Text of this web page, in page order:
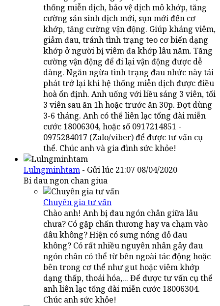
thống miễn dịch, bảo vệ dịch mô khớp, tăng
cường sản sinh dịch mới, sụn mới đến cơ
khớp, tăng cường vận động. Giúp kháng viêm,
giảm đau, tránh tình trạng teo cơ biến dạng
khớp ở người bị viêm đa khớp lâu năm. Tăng
cường vận động để đi lại vận động được dễ
dàng. Ngăn ngừa tình trạng đau nhức này tái
phát trở lại khi hệ thống miễn dịch được điều
hoà ổn định. Anh uống với liều sáng 3 viên, tối
3 viên sau ăn 1h hoặc trước ăn 30p. Đợt dùng
3-6 tháng. Anh có thể liên lạc tổng đài miễn
cước 18006304, hoặc số 0917214851 -
0975284017 (Zalo/viber) để được tư vấn cụ
thể. Chúc anh và gia đình sức khỏe!
Lulngminhtam - Gửi lúc 21:07 08/04/2020
Bi dau ngon chan giua
Chuyên gia tư vấn
Chào anh! Anh bị đau ngón chân giữa lâu
chưa? Có gặp chấn thương hay va chạm vào
đâu không? Hiện có sưng nóng đỏ đau
không? Có rất nhiều nguyên nhân gây đau
ngón chân có thể từ bên ngoài tác động hoặc
bên trong cơ thể như gut hoặc viêm khớp
dạng thấp, thoái hóa,... Để được tư vấn cụ thể
anh liên lạc tổng đài miễn cước 18006304.
Chúc anh sức khỏe!